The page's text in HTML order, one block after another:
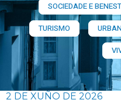
SOCIEDADE E
TURISMO
2 DE XUÑO DE 2026